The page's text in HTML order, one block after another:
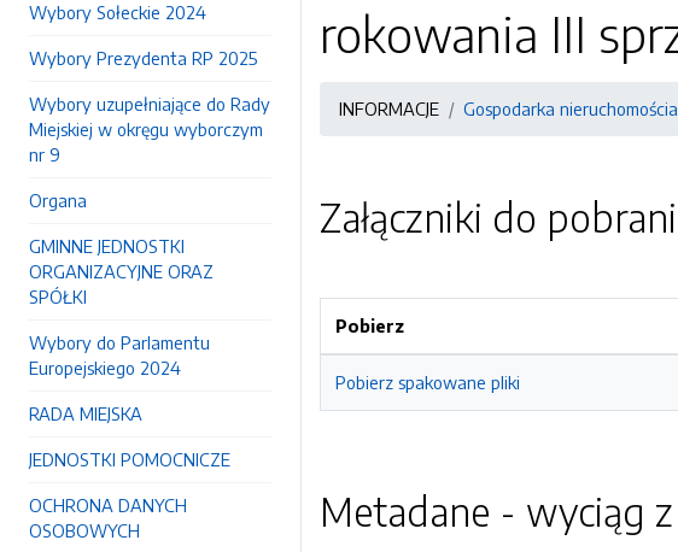
Wybory Sołeckie 2024
Wybory Prezydenta RP 2025
Wybory uzupełniające do Rady
Miejskiej w okręgu wyborczym
nr 9
Organa
GMINNE JEDNOSTKI
ORGANIZACYJNE ORAZ
SPÓŁKI
Wybory do Parlamentu
Europejskiego 2024
RADA MIEJSKA
JEDNOSTKI POMOCNICZE
OCHRONA DANYCH
OSOBOWYCH
rokowania III
INFORMACJE Gospodarka
Załączniki do
Pobierz
Pobierz spakowane pliki
Metadane - wyciąg